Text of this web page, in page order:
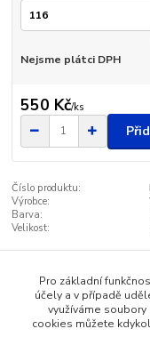
Nejsme plátci DPH
550 Kč/ks
Číslo produktu:
Výrobce:
Barva:
Velikost:
Zboží zařazeno v
Dětské oblečení
Pro základní
účely a v případě
využíváme
cookies můžete